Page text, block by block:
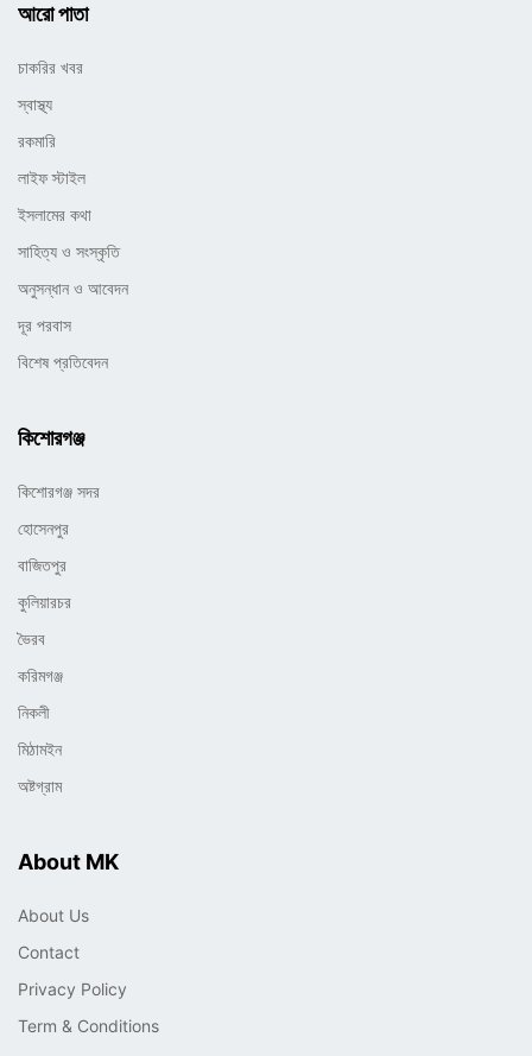
আরো পাতা
চাকরির খবর
স্বাস্থ্য
রকমারি
লাইফ স্টাইল
ইসলামের কথা
সাহিত্য ও সংস্কৃতি
অনুসন্ধান ও আবেদন
দূর পরবাস
বিশেষ প্রতিবেদন
কিশোরগঞ্জ
কিশোরগঞ্জ সদর
হোসেনপুর
বাজিতপুর
কুলিয়ারচর
ভৈরব
করিমগঞ্জ
নিকলী
মিঠামইন
অষ্টগ্রাম
About MK
About Us
Contact
Privacy Policy
Term & Conditions